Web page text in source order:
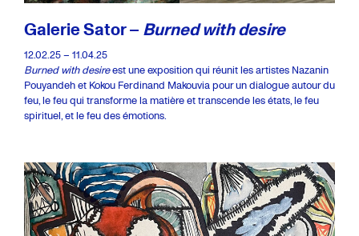
Galerie Sator – Burned with desire
12.02.25 – 11.04.25
Burned with desireest une exposition qui réunit les artistes Nazanin
Pouyandeh et Kokou Ferdinand Makouvia pour un dialogue autour du
feu, le feu qui transforme la matière et transcende les états, le feu
spirituel, et le feu des émotions.